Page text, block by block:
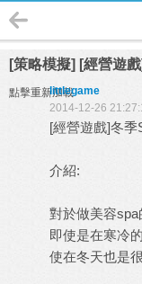
[策略模擬] [經營遊
點擊重新加載littlegame
2014-12-26
[經營遊戲]冬季
介紹:
對於做美容spa
即使是在寒冷
使在冬天也是很